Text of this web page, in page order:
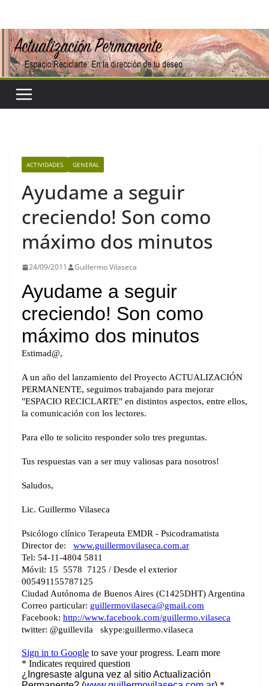
contenido
ACTIVIDADES GENERAL
Ayudame a seguir
creciendo! Son como
máximo dos minutos
24/09/2011 Guillermo Vilaseca